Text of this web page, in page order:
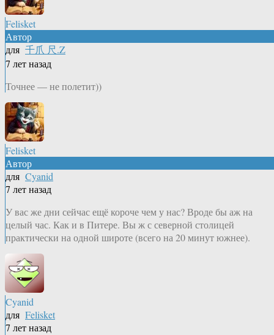
Felisket
Автор
для 千爪 尺.Z
7 лет назад
Точнее — не полетит))
Felisket
Автор
для Cyanid
7 лет назад
У вас же дни сейчас ещё короче чем у нас? Вроде бы аж на
целый час. Как и в Питере. Вы ж с северной столицей
практически на одной широте (всего на 20 минут южнее).
Cyanid
для Felisket
7 лет назад